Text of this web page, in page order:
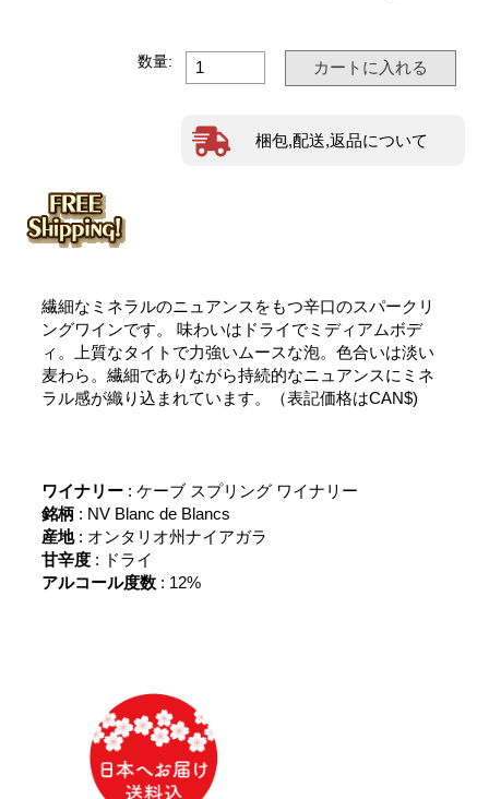
数量:
梱包,配送,返品について
繊細なミネラルのニュアンスをもつ辛口のスパークリ
ングワインです。 味わいはドライでミディアムボデ
ィ。上質なタイトで力強いムースな泡。色合いは淡い
麦わら。繊細でありながら持続的なニュアンスにミネ
ラル感が織り込まれています。（表記価格はCAN$)
ワイナリー: ケーブ スプリング ワイナリー
銘柄: NV Blanc de Blancs
産地: オンタリオ州ナイアガラ
甘辛度: ドライ
アルコール度数: 12%